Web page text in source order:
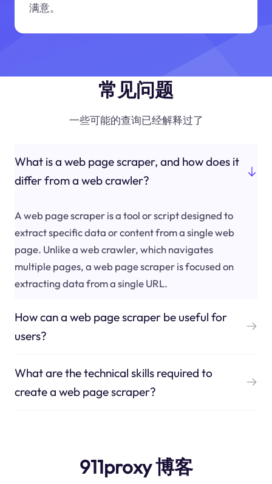
满意。
常见问题
一些可能的查询已经解释过了
What is a web page scraper, and how does it
differ from a web crawler?
A web page scraper is a tool or script designed to
extract specific data or content from a single web
page. Unlike a web crawler, which navigates
multiple pages, a web page scraper is focused on
extracting data from a single URL.
How can a web page scraper be useful for
users?
What are the technical skills required to
create a web page scraper?
911proxy 博客